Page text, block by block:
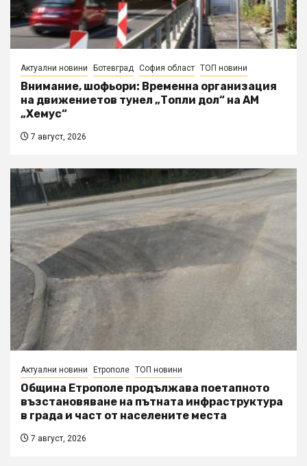
Актуални новини Ботевград София област ТОП новини
Внимание, шофьори: Временна организация
на движениетов тунел „Топли дол“ на АМ
„Хемус“
7 август, 2026
Актуални новини Етрополе ТОП новини
Община Етрополе продължава поетапното
възстановяване на пътната инфраструктура
в града и част от населените места
7 август, 2026